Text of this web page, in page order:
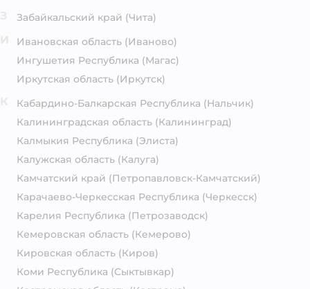
Забайкальский край (Чита)
Ивановская область (Иваново)
Ингушетия Республика (Магас)
Иркутская область (Иркутск)
Кабардино-Балкарская Республика (Нальчик)
Калининградская область (Калининград)
Калмыкия Республика (Элиста)
Калужская область (Калуга)
Камчатский край (Петропавловск-Камчатский)
Карачаево-Черкесская Республика (Черкесск)
Карелия Республика (Петрозаводск)
Кемеровская область (Кемерово)
Кировская область (Киров)
Коми Республика (Сыктывкар)